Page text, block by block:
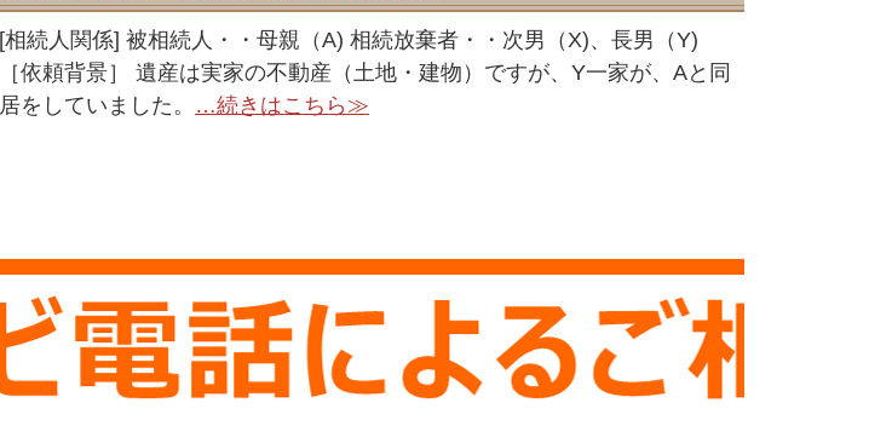
[相続人関係] 被相続人・・母親（A) 相続放棄者・・次男（X)、長男（Y)
［依頼背景］ 遺産は実家の不動産（土地・建物）ですが、Y一家が、Aと同
居をしていました。 …続きはこちら≫